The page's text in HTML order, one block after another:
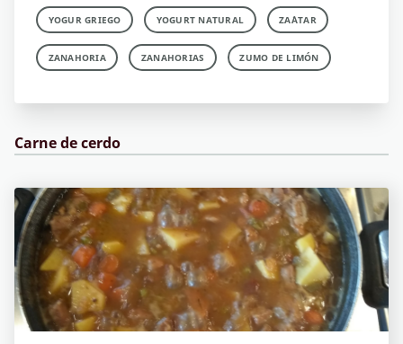
YOGUR GRIEGO YOGURT NATURAL ZA´ATAR
ZANAHORIA ZANAHORIAS ZUMO DE LIMÓN
Carne de cerdo